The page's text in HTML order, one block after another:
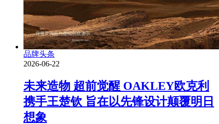
品牌头条
2026-06-22
未来造物 超前觉醒 OAKLEY欧克利
携手王楚钦 旨在以先锋设计颠覆明日
想象